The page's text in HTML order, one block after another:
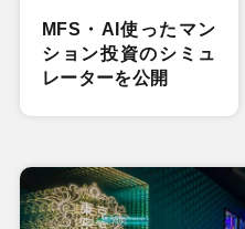
MFS・AI使ったマン
ション投資のシミュ
レーターを公開